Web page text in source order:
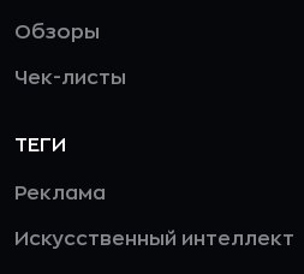
Обзоры
Чек-листы
ТЕГИ
Реклама
Искусственный интеллект